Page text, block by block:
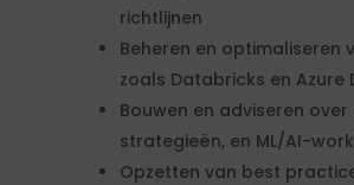
richtlijnen
Beheren en
zoals Databricks en Azure
Bouwen en adviseren
strategieën, en ML/AI-
Opzetten van best